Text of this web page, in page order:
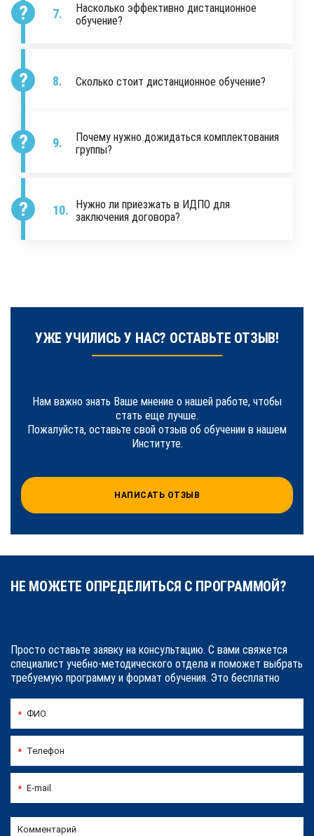
Насколько эффективно дистанционное
обучение?
Сколько стоит дистанционное обучение?
Почему нужно дожидаться комплектования
группы?
Нужно ли приезжать в ИДПО для
заключения договора?
УЖЕ УЧИЛИСЬ У НАС? ОСТАВЬТЕ ОТЗЫВ!
Нам важно знать Ваше мнение о нашей работе, чтобы
стать еще лучше.
Пожалуйста, оставьте свой отзыв об обучении в нашем
Институте.
НАПИСАТЬ ОТЗЫВ
НЕ МОЖЕТЕ ОПРЕДЕЛИТЬСЯ С ПРОГРАММОЙ?
Просто оставьте заявку на консультацию. С вами свяжется
специалист учебно-методического отдела и поможет выбрать
требуемую программу и формат обучения. Это бесплатно
* ФИО
* Телефон
* E-mail
Комментарий